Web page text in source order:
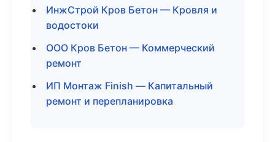
ИнжСтрой Кров Бетон — Кровля и
водостоки
ООО Кров Бетон — Коммерческий
ремонт
ИП Монтаж Finish — Капитальный
ремонт и перепланировка